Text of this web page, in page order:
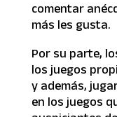
comentar
más les gusta.
Por su parte,
los juegos
y además,
en los juegos